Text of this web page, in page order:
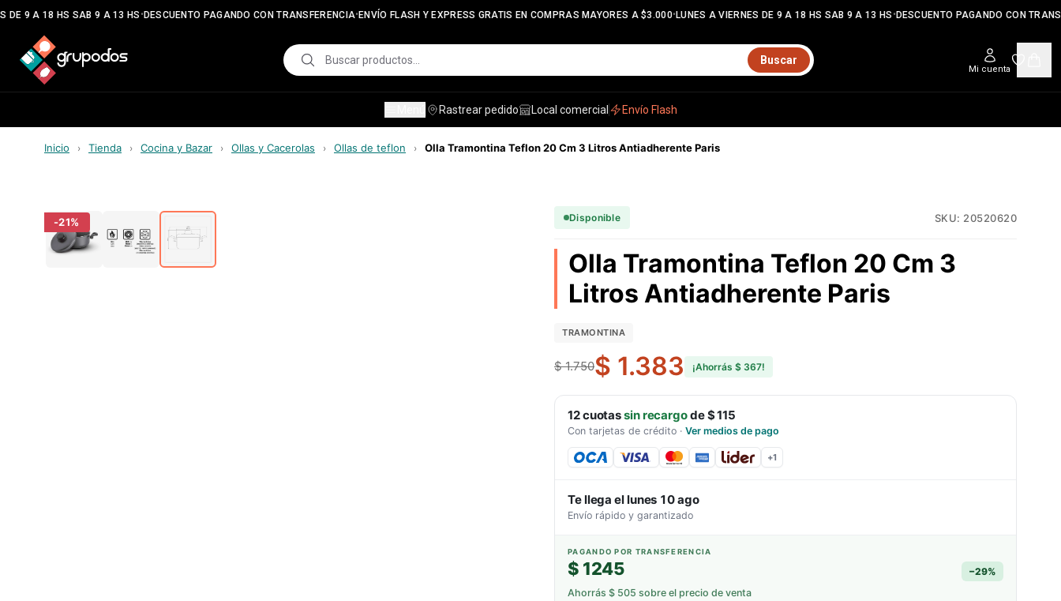
DE 9 A 18 HS SAB 9 A 13 HS•DESCUENTO PAGANDO CON TRANSFERENCIA•ENVÍO FLASH Y EXPRESS GRATIS EN COMPRAS MAYORES A $3.000•LUNES A VIERNES DE 9 A 18 HS SAB 9 A 13 HS•DESCUENTO PAGANDO CON
Buscar
Mi cuenta
Rastrear pedido Local comercial Envío Flash
Inicio › Tienda › Cocina y Bazar › Ollas y Cacerolas › Ollas de teflon › Olla Tramontina Teflon 20 Cm 3 Litros Antiadherente Paris
-21% Disponible SKU: 20520620
Olla Tramontina Teflon 20 Cm 3
Litros Antiadherente Paris
TRAMONTINA
$ 1.750$ 1.383 ¡Ahorrás $ 367!
12cuotassin recargode$ 115
Con tarjetas de crédito · Ver medios de pago
+1
Te llega ellunes 10 ago
Envío rápido y garantizado
PAGANDO POR TRANSFERENCIA
$ 1245 −29%
Ahorrás $ 505 sobre el precio de venta